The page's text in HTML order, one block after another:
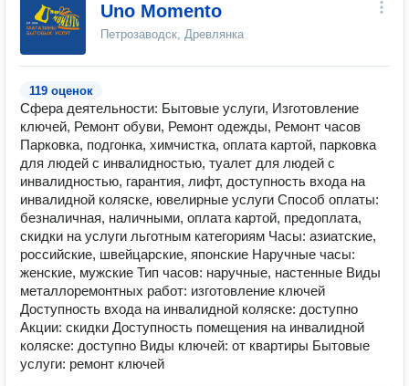
Uno Momento
Петрозаводск, Древлянка
119 оценок
Сфера деятельности: Бытовые услуги, Изготовление
ключей, Ремонт обуви, Ремонт одежды, Ремонт часов
Парковка, подгонка, химчистка, оплата картой, парковка
для людей с инвалидностью, туалет для людей с
инвалидностью, гарантия, лифт, доступность входа на
инвалидной коляске, ювелирные услуги Способ оплаты:
безналичная, наличными, оплата картой, предоплата,
скидки на услуги льготным категориям Часы: азиатские,
российские, швейцарские, японские Наручные часы:
женские, мужские Тип часов: наручные, настенные Виды
металлоремонтных работ: изготовление ключей
Доступность входа на инвалидной коляске: доступно
Акции: скидки Доступность помещения на инвалидной
коляске: доступно Виды ключей: от квартиры Бытовые
услуги: ремонт ключей